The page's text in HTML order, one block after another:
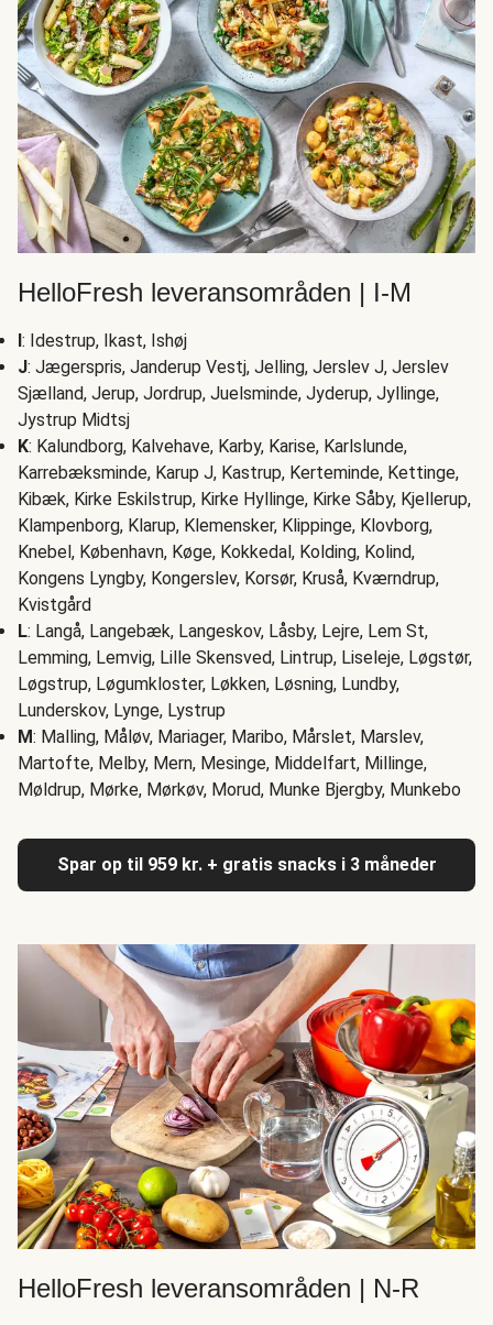
HelloFresh leveransområden | I-M
I: Idestrup, Ikast, Ishøj
J: Jægerspris, Janderup Vestj, Jelling, Jerslev J, Jerslev
Sjælland, Jerup, Jordrup, Juelsminde, Jyderup, Jyllinge,
Jystrup Midtsj
K: Kalundborg, Kalvehave, Karby, Karise, Karlslunde,
Karrebæksminde, Karup J, Kastrup, Kerteminde, Kettinge,
Kibæk, Kirke Eskilstrup, Kirke Hyllinge, Kirke Såby, Kjellerup,
Klampenborg, Klarup, Klemensker, Klippinge, Klovborg,
Knebel, København, Køge, Kokkedal, Kolding, Kolind,
Kongens Lyngby, Kongerslev, Korsør, Kruså, Kværndrup,
Kvistgård
L: Langå, Langebæk, Langeskov, Låsby, Lejre, Lem St,
Lemming, Lemvig, Lille Skensved, Lintrup, Liseleje, Løgstør,
Løgstrup, Løgumkloster, Løkken, Løsning, Lundby,
Lunderskov, Lynge, Lystrup
M: Malling, Måløv, Mariager, Maribo, Mårslet, Marslev,
Martofte, Melby, Mern, Mesinge, Middelfart, Millinge,
Møldrup, Mørke, Mørkøv, Morud, Munke Bjergby, Munkebo
Spar op til 959 kr. + gratis snacks i 3 måneder
HelloFresh leveransområden | N-R